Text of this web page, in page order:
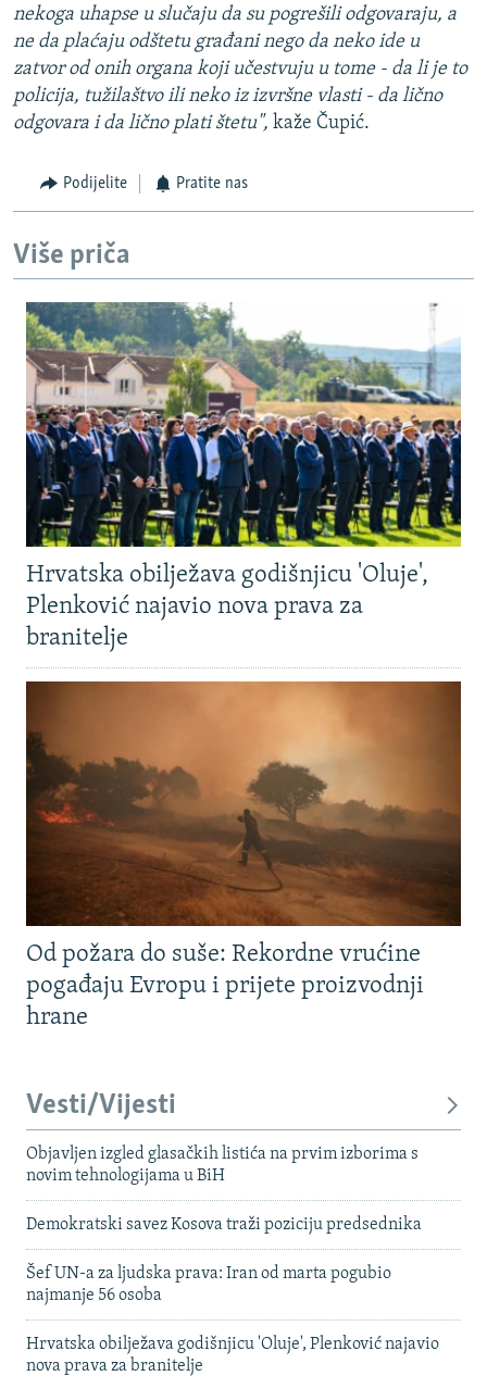
nekoga uhapse u slučaju da su pogrešili odgovaraju, a
ne da plaćaju odštetu građani nego da neko ide u
zatvor od onih organa koji učestvuju u tome - da li je to
policija, tužilaštvo ili neko iz izvršne vlasti - da lično
odgovara i da lično plati štetu", kaže Čupić.
Podijelite Pratite nas
Više priča
Hrvatska obilježava godišnjicu 'Oluje',
Plenković najavio nova prava za
branitelje
Od požara do suše: Rekordne vrućine
pogađaju Evropu i prijete proizvodnji
hrane
Vesti/Vijesti
Objavljen izgled glasačkih listića na prvim izborima s
novim tehnologijama u BiH
Demokratski savez Kosova traži poziciju predsednika
Šef UN-a za ljudska prava: Iran od marta pogubio
najmanje 56 osoba
Hrvatska obilježava godišnjicu 'Oluje', Plenković najavio
nova prava za branitelje